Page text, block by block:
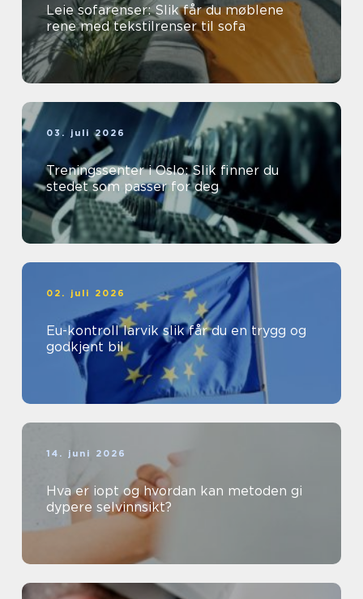
Leie sofarenser: Slik får du møblene
rene med tekstilrenser til sofa
03. juli 2026
Treningssenter i Oslo: Slik finner du
stedet som passer for deg
02. juli 2026
Eu-kontroll larvik slik får du en trygg og
godkjent bil
14. juni 2026
Hva er iopt og hvordan kan metoden gi
dypere selvinnsikt?